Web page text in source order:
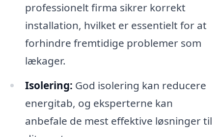
professionelt firma sikrer korrekt
installation, hvilket er essentielt for at
forhindre fremtidige problemer som
lækager.
Isolering: God isolering kan reducere
energitab, og eksperterne kan
anbefale de mest effektive løsninger til